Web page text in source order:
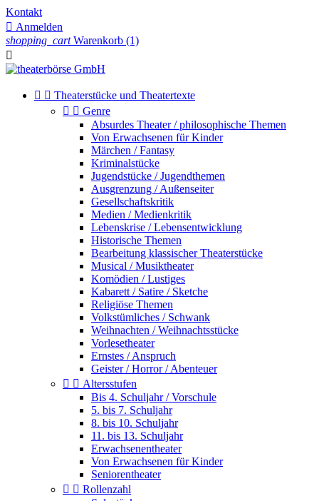
Kontakt
 Anmelden
shopping_cart Warenkorb (1)

  Theaterstücke und Theatertexte
  Genre
Absurdes Theater / philosophische Themen
Von Erwachsenen für Kinder
Märchen / Fantasy
Kriminalstücke
Jugendstücke / Jugendthemen
Ausgrenzung / Außenseiter
Gesellschaftskritik
Medien / Medienkritik
Lebenskrise / Lebensentwicklung
Historische Themen
Bearbeitung klassischer Theaterstücke
Musical / Musiktheater
Komödien / Lustiges
Kabarett / Satire / Sketche
Religiöse Themen
Volkstümliches / Schwank
Weihnachten / Weihnachtsstücke
Vorlesetheater
Ernstes / Anspruch
Geister / Horror / Abenteuer
  Altersstufen
Bis 4. Schuljahr / Vorschule
5. bis 7. Schuljahr
8. bis 10. Schuljahr
11. bis 13. Schuljahr
Erwachsenentheater
Von Erwachsenen für Kinder
Seniorentheater
  Rollenzahl